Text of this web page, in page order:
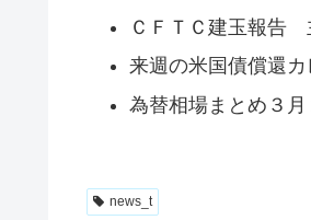
ＣＦＴＣ建玉報告
来週の米国債償還
為替相場まとめ３
news_t